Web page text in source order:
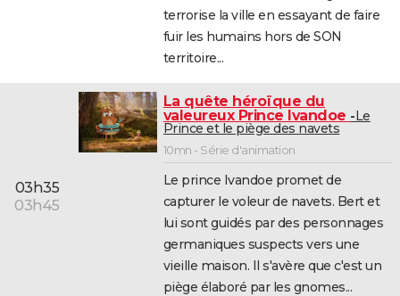
terrorise la ville en essayant de faire
fuir les humains hors de SON
territoire...
03h35
03h45
La quête héroïque du
valeureux Prince Ivandoe
Le
Prince et le piège des navets
10mn - Série d'animation
Le prince Ivandoe promet de
capturer le voleur de navets. Bert et
lui sont guidés par des personnages
germaniques suspects vers une
vieille maison. Il s'avère que c'est un
piège élaboré par les gnomes...